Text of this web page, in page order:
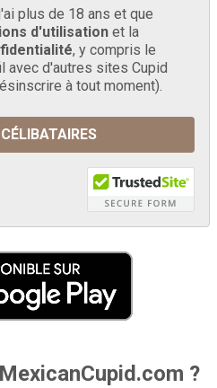
plus de 18 ans et que
d'utilisation et la
, y compris le
avec d'autres sites Cupid
à tout moment).
?